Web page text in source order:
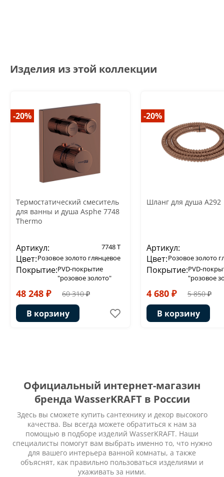
Изделия из этой коллекции
-20%
Термостатический смеситель
для ванны и душа Asphe 7748
Thermo
Артикул: 7748 T
Цвет:Розовое золото глянцевое
Покрытие:PVD-покрытие
"розовое золото"
48 248 ₽ 60 310 ₽
В корзину
-20%
Шланг для душа A292
Артикул:
Цвет:Розовое золото
Покрытие:PVD-
"розовое
4 680 ₽ 5 850 ₽
В корзину
Официальный интернет-магазин
бренда WasserKRAFT в России
Здесь вы сможете купить сантехнику и декор высокого
качества. Вы всегда можете обратиться к нам за
помощью в подборе изделий WasserKRAFT. Наши
специалисты помогут вам выбрать именно то, что нужно
для вашего интерьера ванной комнаты, а также
объяснят, как правильно пользоваться изделиями и
ухаживать за ними.